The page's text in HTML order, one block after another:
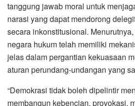
tanggung jawab moral untuk
narasi yang dapat mendorong
secara inkonstitusional.
negara hukum telah memiliki
jelas dalam pergantian kekuasaan
aturan perundang-undangan yang
“Demokrasi tidak boleh dipelintir
membangun kebencian, provokasi,